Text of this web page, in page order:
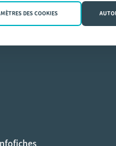
DES COOKIES